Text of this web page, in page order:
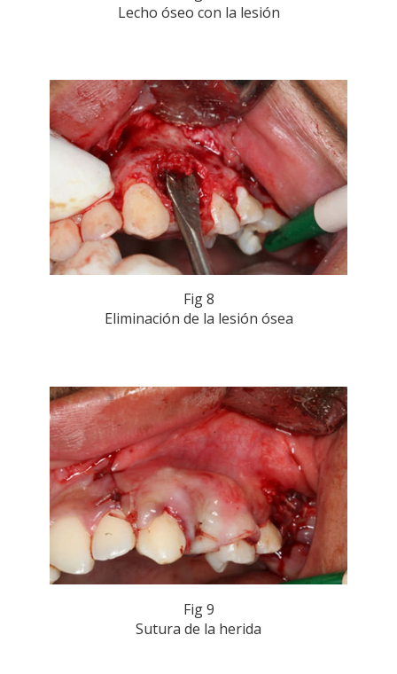
Lecho óseo con la lesión
Fig 8
Eliminación de la lesión ósea
Fig 9
Sutura de la herida